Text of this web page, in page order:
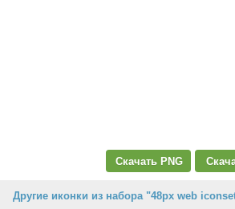
Скачать PNG
Другие иконки из набора "48px web